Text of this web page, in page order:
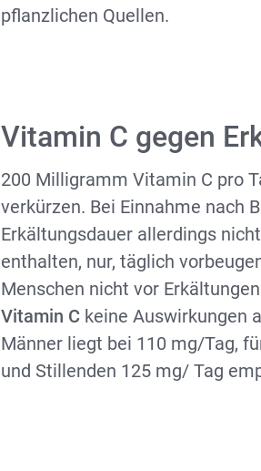
pflanzlichen Quellen.
Vitamin C gegen
200 Milligramm Vitamin C pro
verkürzen. Bei Einnahme nach
Erkältungsdauer allerdings
enthalten, nur, täglich
Menschen nicht vor
Vitamin C keine Auswirkungen
Männer liegt bei 110 mg/Tag,
und Stillenden 125 mg/ Tag